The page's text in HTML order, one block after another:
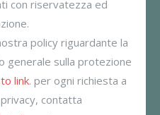
con riservatezza ed
policy riguardante la
generale sulla protezione
link. per ogni richiesta a
contatta